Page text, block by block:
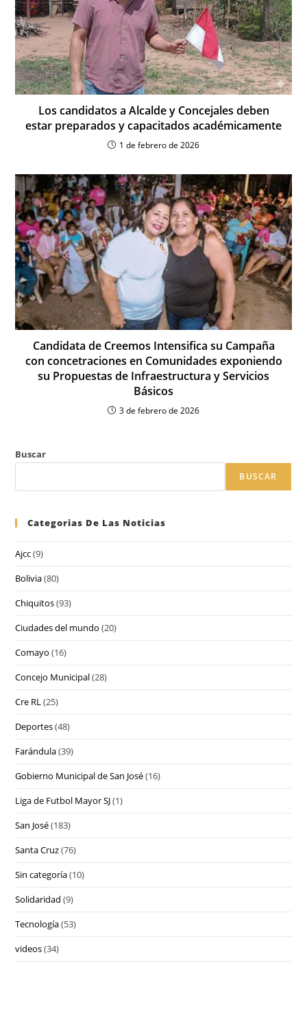
Los candidatos a Alcalde y Concejales deben
estar preparados y capacitados académicamente
1 de febrero de 2026
Candidata de Creemos Intensifica su Campaña
con concetraciones en Comunidades exponiendo
su Propuestas de Infraestructura y Servicios
Básicos
3 de febrero de 2026
Buscar
BUSCAR
Categorias De Las Noticias
Ajcc(9)
Bolivia(80)
Chiquitos(93)
Ciudades del mundo (20)
Comayo (16)
Concejo Municipal(28)
Cre RL(25)
Deportes(48)
Farándula(39)
Gobierno Municipal de San José(16)
Liga de Futbol Mayor SJ(1)
San José(183)
Santa Cruz(76)
Sin categoría(10)
Solidaridad (9)
Tecnología(53)
videos(34)